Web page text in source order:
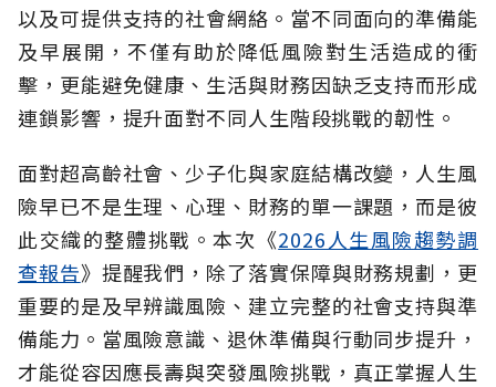
以及可提供支持的社會網絡。當不同面向的準備能
及早展開，不僅有助於降低風險對生活造成的衝
擊，更能避免健康、生活與財務因缺乏支持而形成
連鎖影響，提升面對不同人生階段挑戰的韌性。
面對超高齡社會、少子化與家庭結構改變，人生風
險早已不是生理、心理、財務的單一課題，而是彼
此交織的整體挑戰。本次《2026人生風險趨勢調
查報告》提醒我們，除了落實保障與財務規劃，更
重要的是及早辨識風險、建立完整的社會支持與準
備能力。當風險意識、退休準備與行動同步提升，
才能從容因應長壽與突發風險挑戰，真正掌握人生